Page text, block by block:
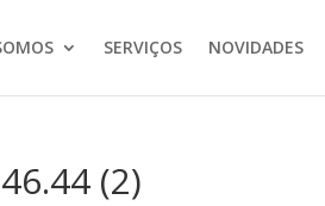
SERVIÇOS NOVIDADES
(2)